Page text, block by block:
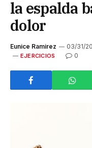
la espalda
dolor
Eunice Ramirez 03/31/
EJERCICIOS 0